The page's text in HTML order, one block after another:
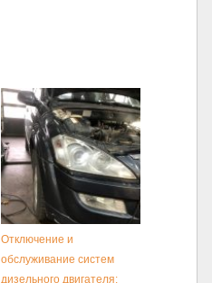
Отключение и
обслуживание систем
дизельного двигателя: